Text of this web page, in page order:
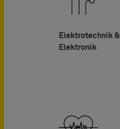
Elektrotechnik &
Elektronik